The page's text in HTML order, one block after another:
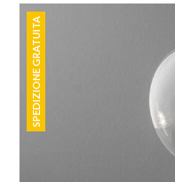
SPEDIZIONE GRATUITA
SPEDIZIONE GRATUITA